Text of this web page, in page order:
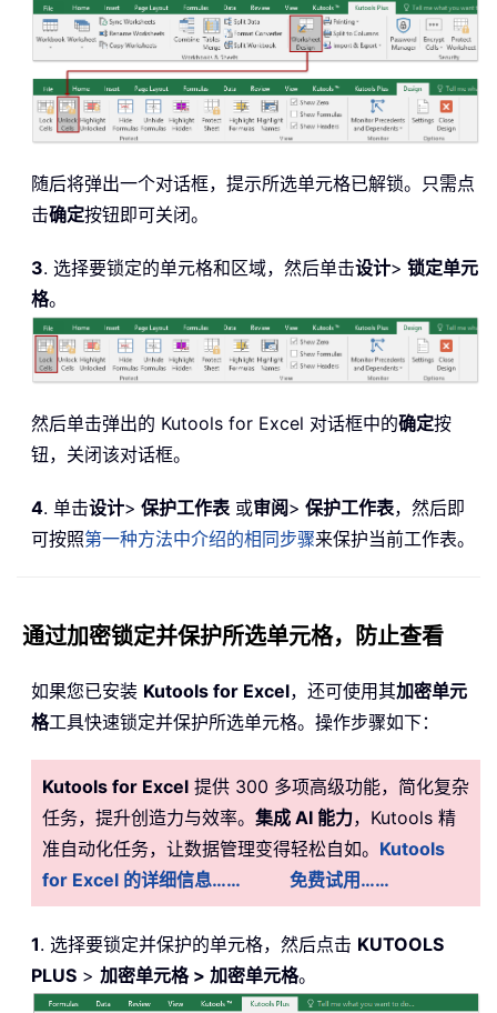
随后将弹出一个对话框，提示所选单元格已解锁。只需点
击确定按钮即可关闭。
3. 选择要锁定的单元格和区域，然后单击设计> 锁定单元
格。
然后单击弹出的 Kutools for Excel 对话框中的确定按
钮，关闭该对话框。
4. 单击设计> 保护工作表 或审阅> 保护工作表，然后即
可按照第一种方法中介绍的相同步骤来保护当前工作表。
通过加密锁定并保护所选单元格，防止查看
如果您已安装 Kutools for Excel，还可使用其加密单元
格工具快速锁定并保护所选单元格。操作步骤如下：
Kutools for Excel 提供 300 多项高级功能，简化复杂
任务，提升创造力与效率。 集成 AI 能力，Kutools 精
准自动化任务，让数据管理变得轻松自如。 Kutools
for Excel 的详细信息……
免费试用……
1. 选择要锁定并保护的单元格，然后点击 KUTOOLS
PLUS > 加密单元格 > 加密单元格。